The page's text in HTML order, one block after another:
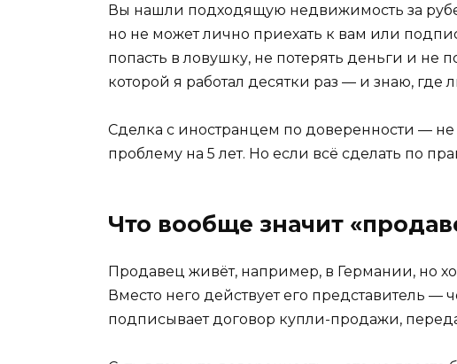
Вы нашли подходящую недвижимость за
но не может лично приехать к вам или
попасть в ловушку, не потерять деньги и не
которой я работал десятки раз — и знаю, где
Сделка с иностранцем по доверенности —
проблему на 5 лет. Но если всё сделать по
Что вообще значит
Продавец живёт, например, в Германии, но
Вместо него действует его представитель —
подписывает договор купли-продажи,